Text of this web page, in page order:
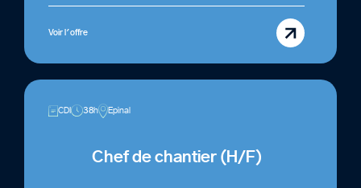
Voir l'offre
CDI 38h Epinal
Chef de chantier (H/F)